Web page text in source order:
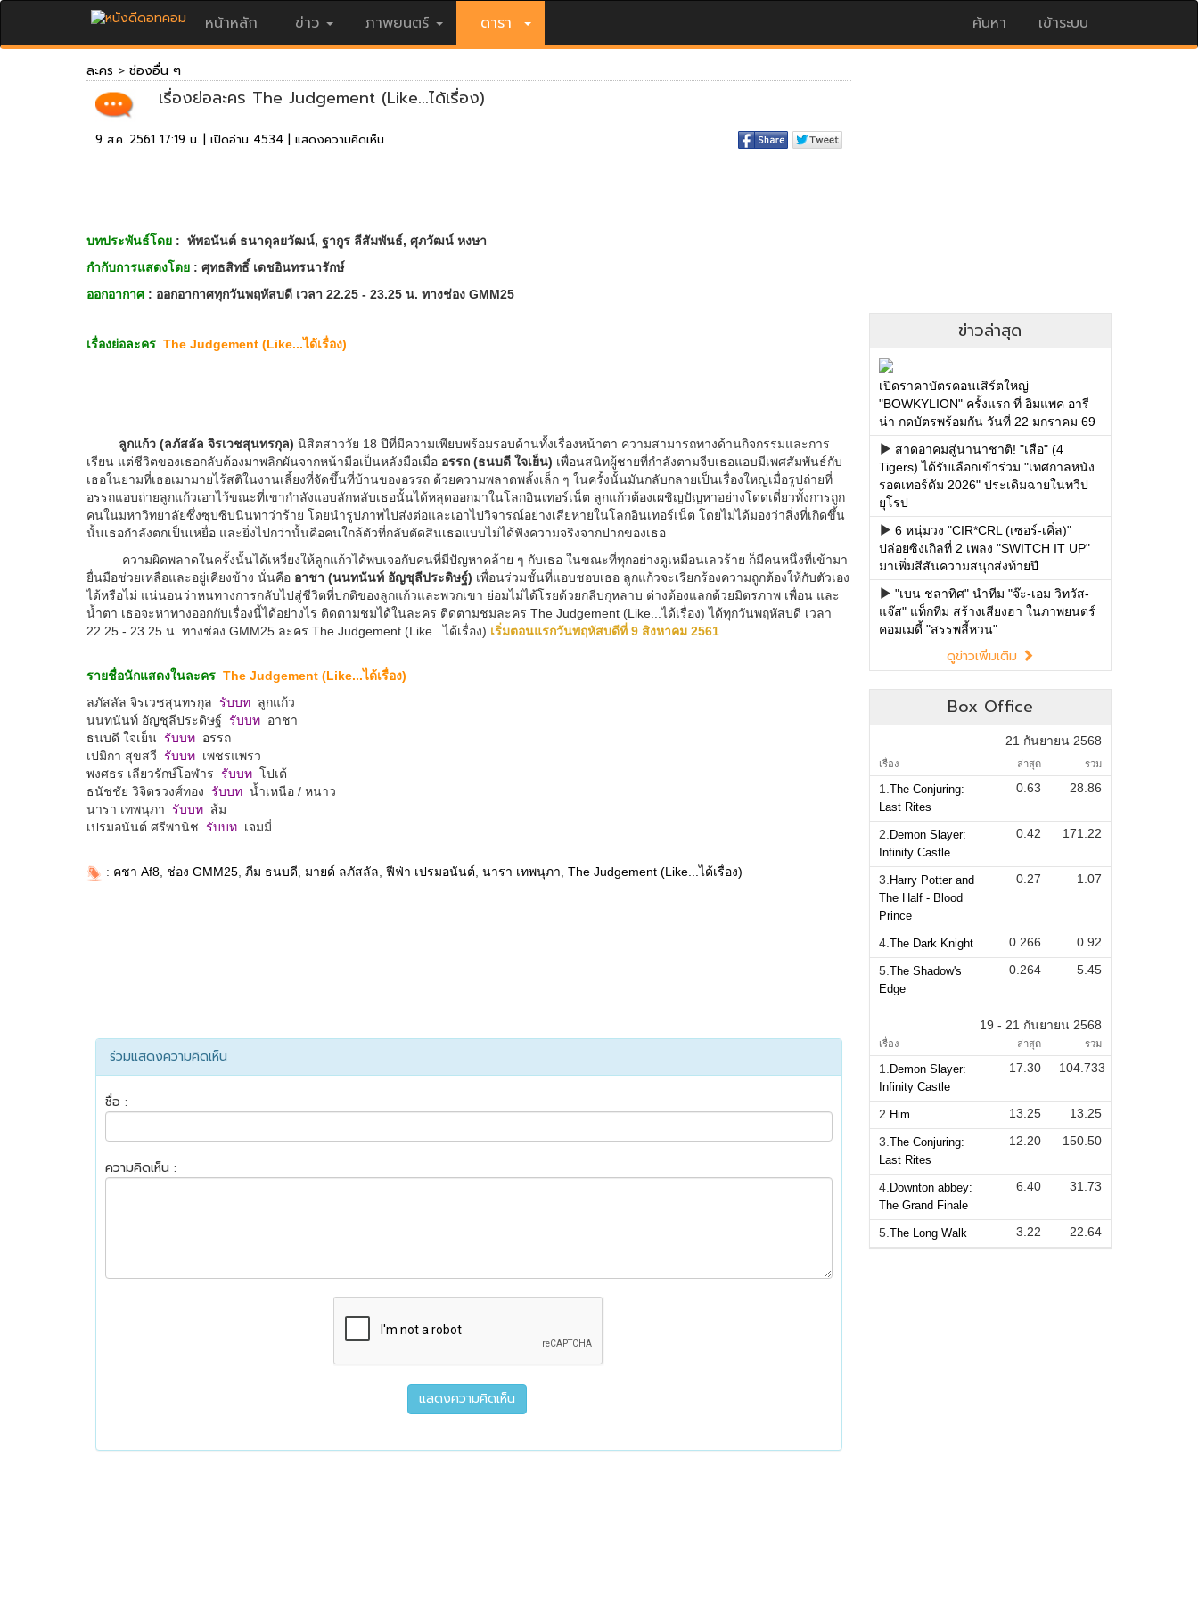
หน้าหลัก ข่าว ภาพยนตร์ ดารา ค้นหา เข้าระบบ
ข่าวล่าสุด
เปิดราคาบัตรคอนเสิร์ตใหญ่
"BOWKYLION" ครั้งแรก ที่ อิมแพค อารี
น่า กดบัตรพร้อมกัน วันที่ 22 มกราคม 69
สาดอาคมสู่นานาชาติ! "เสือ" (4
Tigers) ได้รับเลือกเข้าร่วม "เทศกาลหนัง
รอตเทอร์ดัม 2026" ประเดิมฉายในทวีป
ยุโรป
6 หนุ่มวง "CIR*CRL (เซอร์-เคิ่ล)"
ปล่อยซิงเกิลที่ 2 เพลง "SWITCH IT UP"
มาเพิ่มสีสันความสนุกส่งท้ายปี
"เบน ชลาทิศ" นำทีม "จ๊ะ-เอม วิทวัส-
แจ๊ส" แท็กทีม สร้างเสียงฮา ในภาพยนตร์
คอมเมดี้ "สรรพลี้หวน"
ดูข่าวเพิ่มเติม
Box Office
21 กันยายน 2568
เรื่อง ล่าสุด รวม
1. The Conjuring:
Last Rites
0.63 28.86
2. Demon Slayer:
Infinity Castle
0.42 171.22
3. Harry Potter and
The Half - Blood
Prince
0.27 1.07
4. The Dark Knight 0.266
0.92
5. The Shadow's
Edge
0.264 5.45
19 - 21 กันยายน 2568
เรื่อง ล่าสุด รวม
1. Demon Slayer:
Infinity Castle
17.30 104.733
2. Him 13.25
13.25
3. The Conjuring:
Last Rites
12.20 150.50
4. Downton abbey:
The Grand Finale
6.40 31.73
5. The Long Walk 3.22 22.64